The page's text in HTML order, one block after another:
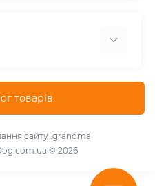
товарів
сайту .grandma
© 2026